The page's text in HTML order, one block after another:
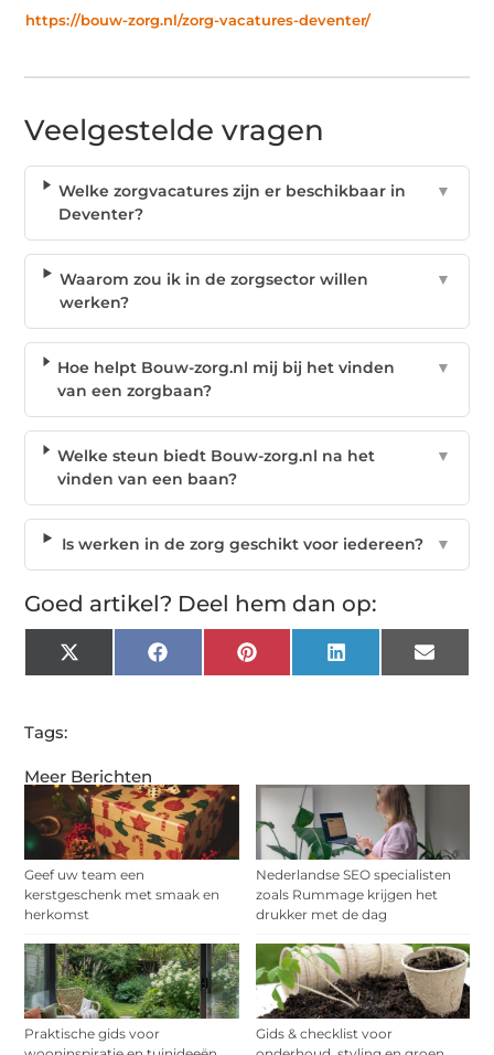
Meer Berichten
Geef uw team een
kerstgeschenk met smaak en
herkomst
Nederlandse SEO specialisten
zoals Rummage krijgen het
drukker met de dag
Praktische gids voor
Gids & checklist voor
https://bouw-zorg.nl/zorg-vacatures-deventer/
Veelgestelde vragen
Welke zorgvacatures zijn er beschikbaar in
Deventer?
▼
Waarom zou ik in de zorgsector willen
werken?
▼
Hoe helpt Bouw-zorg.nl mij bij het vinden
van een zorgbaan?
▼
Welke steun biedt Bouw-zorg.nl na het
vinden van een baan?
▼
Is werken in de zorg geschikt voor iedereen? ▼
Goed artikel? Deel hem dan op:
X
(Twitter)
Facebook Pinterest LinkedIn Email
Tags: